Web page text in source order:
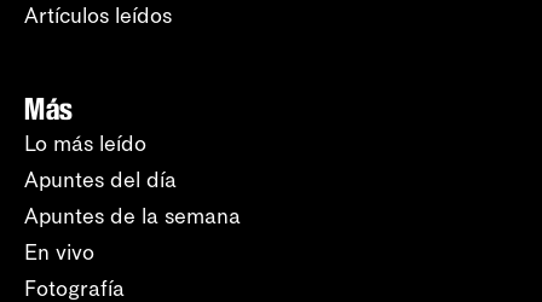
Artículos leídos
Más
Lo más leído
Apuntes del día
Apuntes de la semana
En vivo
Fotografía